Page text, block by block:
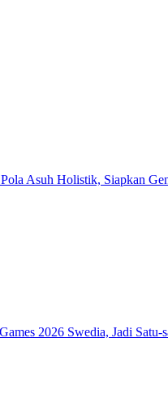
Asuh Holistik, Siapkan
2026 Swedia, Jadi Satu-